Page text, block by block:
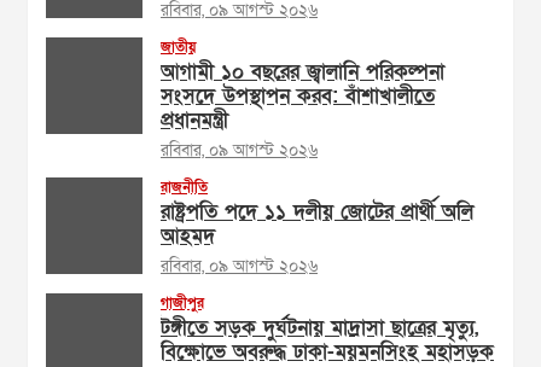
রবিবার, ০৯ আগস্ট ২০২৬
জাতীয়
আগামী ১০ বছরের জ্বালানি পরিকল্পনা
সংসদে উপস্থাপন করব: বাঁশাখালীতে
প্রধানমন্ত্রী
রবিবার, ০৯ আগস্ট ২০২৬
রাজনীতি
রাষ্ট্রপতি পদে ১১ দলীয় জোটের প্রার্থী অলি
আহমদ
রবিবার, ০৯ আগস্ট ২০২৬
গাজীপুর
টঙ্গীতে সড়ক দুর্ঘটনায় মাদ্রাসা ছাত্রের মৃত্যু,
বিক্ষোভে অবরুদ্ধ ঢাকা-ময়মনসিংহ মহাসড়ক